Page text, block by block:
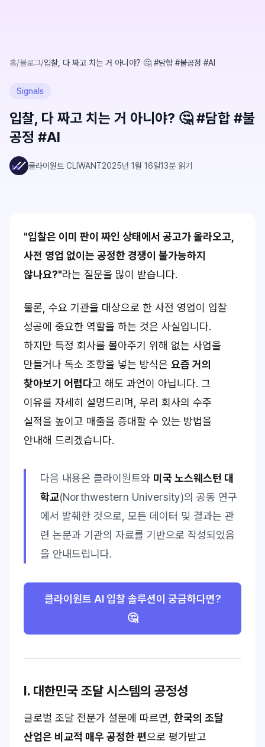
홈/블로그/입찰, 다 짜고 치는 거 아니야? 🤔 #담합 #불공정 #AI
Signals
입찰, 다 짜고 치는 거 아니야? 🤔 #담합 #불
공정 #AI
클라이원트 CLIWANT2025년 1월 16일13분 읽기
"입찰은 이미 판이 짜인 상태에서 공고가 올라오고,
사전 영업 없이는 공정한 경쟁이 불가능하지
않나요?"라는 질문을 많이 받습니다.
물론, 수요 기관을 대상으로 한 사전 영업이 입찰
성공에 중요한 역할을 하는 것은 사실입니다.
하지만 특정 회사를 몰아주기 위해 없는 사업을
만들거나 독소 조항을 넣는 방식은 요즘 거의
찾아보기 어렵다고 해도 과언이 아닙니다. 그
이유를 자세히 설명드리며, 우리 회사의 수주
실적을 높이고 매출을 증대할 수 있는 방법을
안내해 드리겠습니다.
다음 내용은 클라이원트와 미국 노스웨스턴 대
학교(Northwestern University)의 공동 연구
에서 발췌한 것으로, 모든 데이터 및 결과는 관
련 논문과 기관의 자료를 기반으로 작성되었음
을 안내드립니다.
클라이원트 AI 입찰 솔루션이 궁금하다면?
🤔
I. 대한민국 조달 시스템의 공정성
글로벌 조달 전문가 설문에 따르면, 한국의 조달
산업은 비교적 매우 공정한 편으로 평가받고